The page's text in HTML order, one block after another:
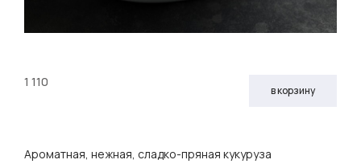
1 110
в корзину
Ароматная, нежная, сладко-пряная кукуруза